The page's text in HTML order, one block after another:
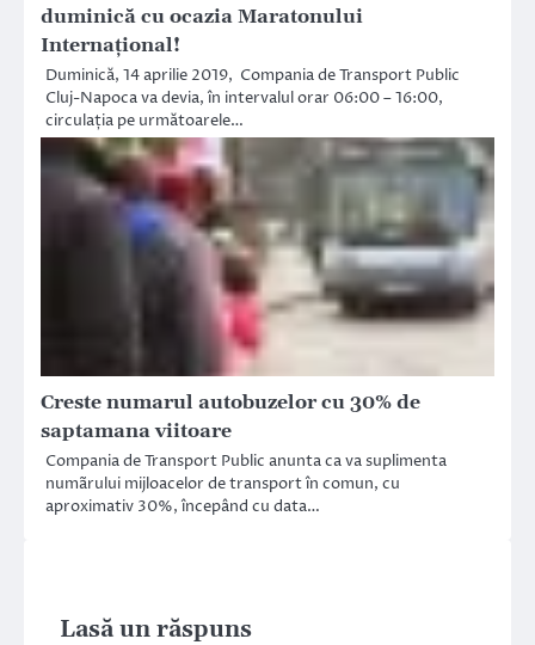
duminică cu ocazia Maratonului
Internațional!
Duminică, 14 aprilie 2019, Compania de Transport Public
Cluj-Napoca va devia, în intervalul orar 06:00 – 16:00,
circulația pe următoarele…
Creste numarul autobuzelor cu 30% de
saptamana viitoare
Compania de Transport Public anunta ca va suplimenta
numãrului mijloacelor de transport în comun, cu
aproximativ 30%, începând cu data…
Lasă un răspuns